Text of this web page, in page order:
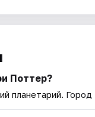
Поттер?
планетарий.